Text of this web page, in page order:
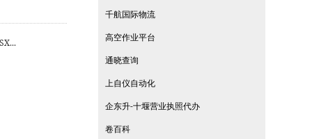
千航国际物流
高空作业平台
通晓查询
上自仪自动化
企东升-十堰营业执照代办
卷百科